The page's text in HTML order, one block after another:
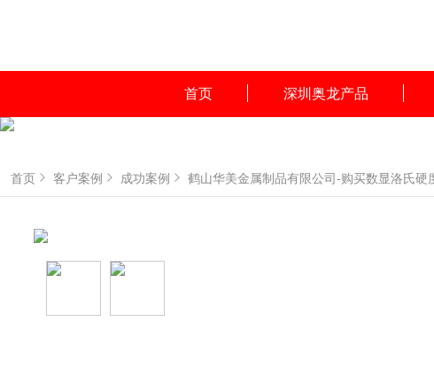
首页 深圳奥龙产品
首页 客户案例 成功案例 鹤山华美金属制品有限公司-购买数显洛氏硬